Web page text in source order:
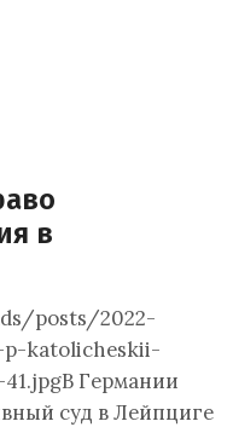
в
posts/2022-
p-katolicheskii-
Германии
суд в Лейпциге